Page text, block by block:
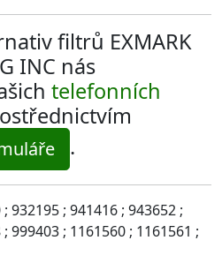
filtrů EXMARK
INC nás
telefonních
.
932195 ; 941416 ; 943652 ;
999403 ; 1161560 ; 1161561 ;